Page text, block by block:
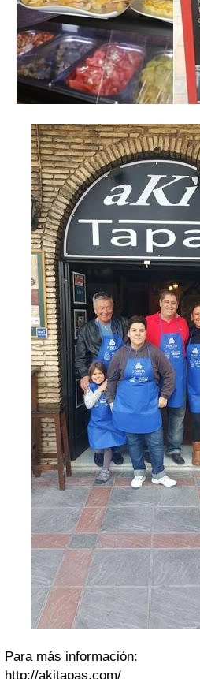
Para más información:
http://akitapas.com/